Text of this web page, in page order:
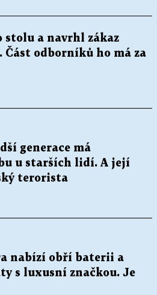
stolu a navrhl zákaz
Část odborníků ho má za
generace má
u starších lidí. A její
terorista
nabízí obří baterii a
s luxusní značkou. Je